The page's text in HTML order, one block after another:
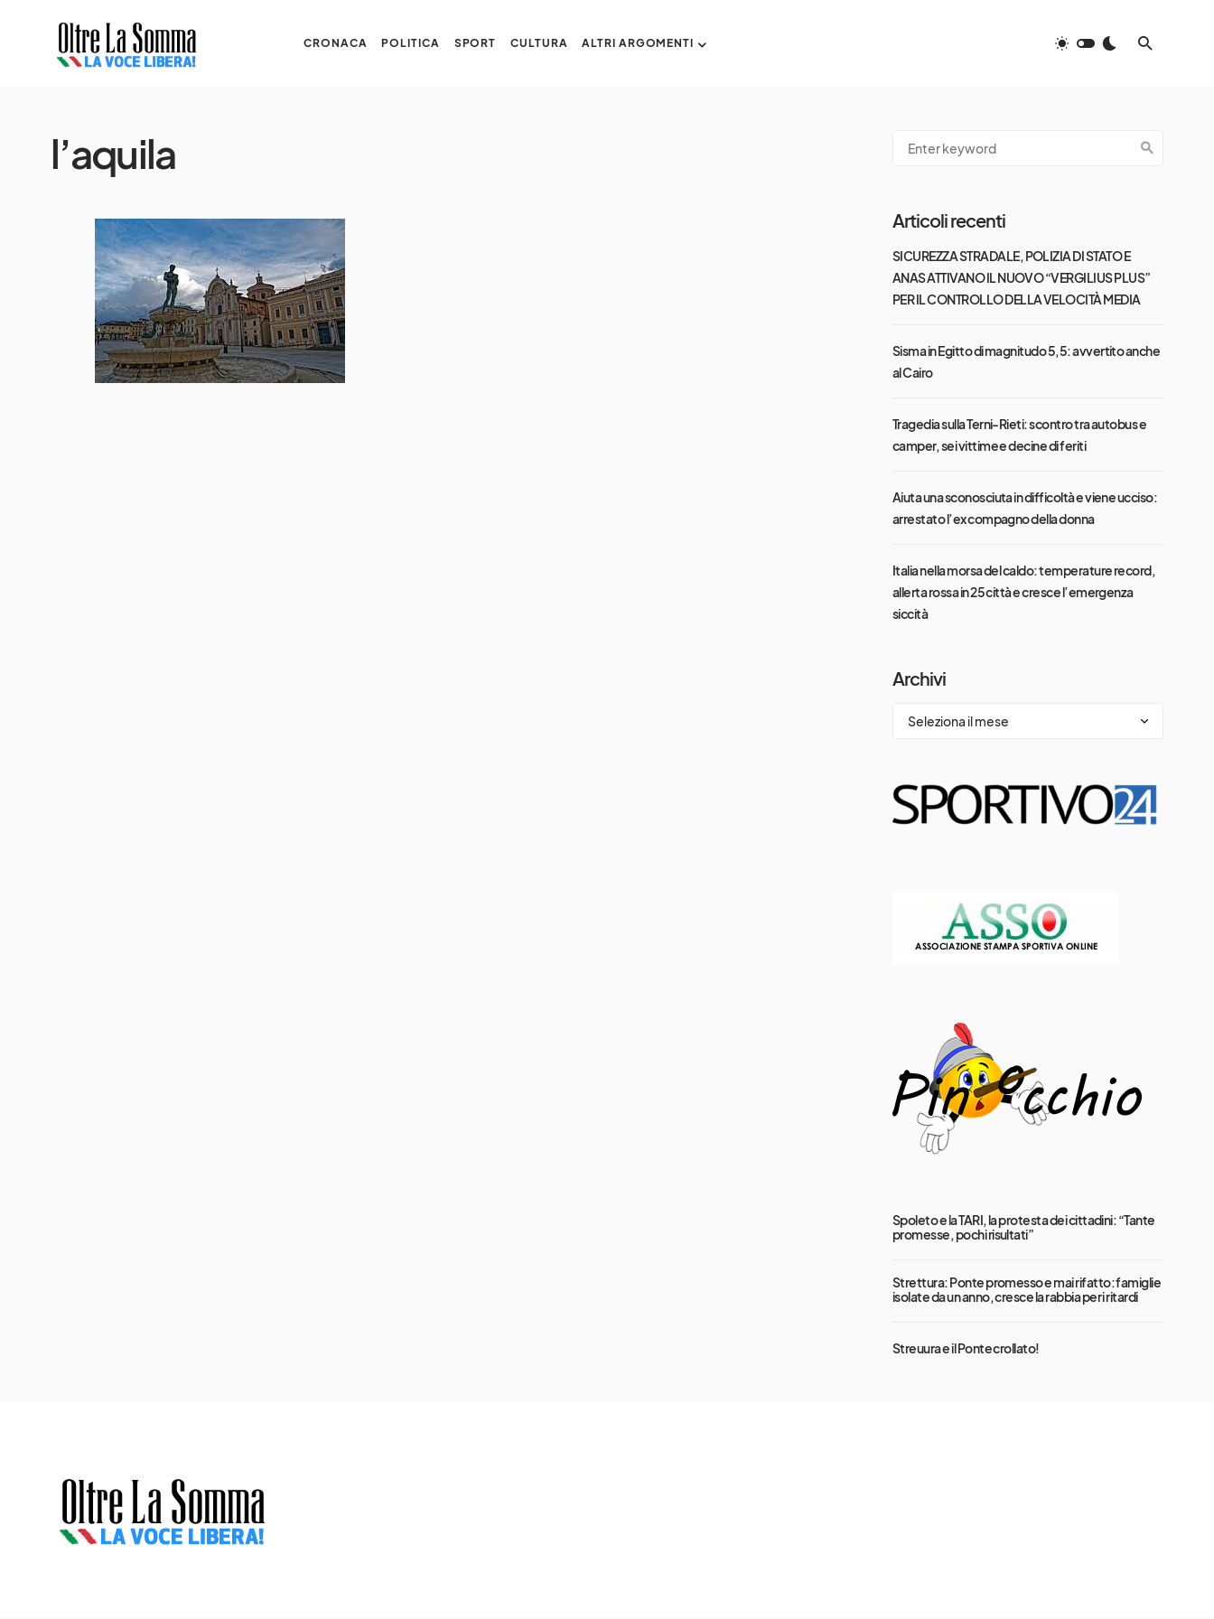
CRONACA POLITICA SPORT CULTURA ALTRI ARGOMENTI
l’aquila
Articoli recenti
SICUREZZA STRADALE, POLIZIA DI STATO E
ANAS ATTIVANO IL NUOVO “VERGILIUS PLUS”
PER IL CONTROLLO DELLA VELOCITÀ MEDIA
Sisma in Egitto di magnitudo 5,5: avvertito anche
al Cairo
Tragedia sulla Terni-Rieti: scontro tra autobus e
camper, sei vittime e decine di feriti
Aiuta una sconosciuta in difficoltà e viene ucciso:
arrestato l’ex compagno della donna
Italia nella morsa del caldo: temperature record,
allerta rossa in 25 città e cresce l’emergenza
siccità
Archivi
Spoleto e la TARI, la protesta dei cittadini: “Tante
promesse, pochi risultati”
Strettura: Ponte promesso e mai rifatto: famiglie
isolate da un anno, cresce la rabbia per i ritardi
Streuura e il Ponte crollato!